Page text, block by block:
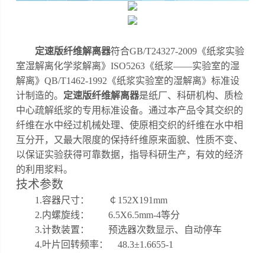
定速版纤维解离器符合GB/T24327-2009《纸浆实验
室湿解离化学浆解离》ISO5263《纸浆——实验室的湿
解离》QB/T1462-1992《纸浆实验室的湿解离》标准设
计制造的。 定速版纤维解离器是纸厂、科研机构、质检
中心疏解纸浆的专用标准设备。通过本产品令其交织的
纤维在水中经过机械处理、使原相交织的纤维在水中相
互分开，又最大限度的保持纤维原来面貌、性质不变、
以保证实验获得可靠数据，指导科研生产，有效的经济
的利用浆料。
技术参数
1.容器尺寸： ￠ 152X191mm
2.内螺旋线：
6.5X6.5mm-4等分
3.计数装置：
预选器次数显示、自动停车
4.叶片回转频率：
48.3±1.6655-1